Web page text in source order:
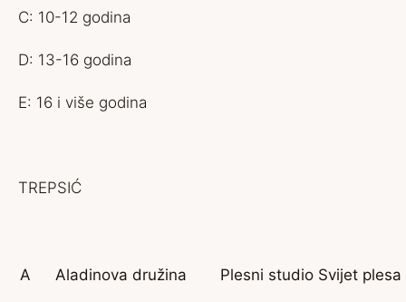
C: 10-12 godina
D: 13-16 godina
E: 16 i više godina
TREPSIĆ
A Aladinova družina Plesni studio Svijet plesa